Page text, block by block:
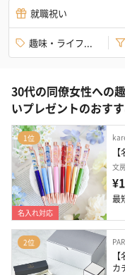
就職祝い
趣味・ライフ...
30代の同僚女性への
いプレゼントのおす
1位
名入れ対応
文
最
2位
カ